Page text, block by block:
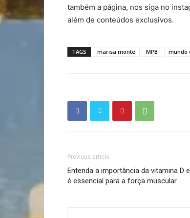
também a página, nos siga no
além de conteúdos exclusivos.
TAGS marisa monte MPB mundo
Previous article
Entenda a importância da vitamina D
é essencial para a força muscular